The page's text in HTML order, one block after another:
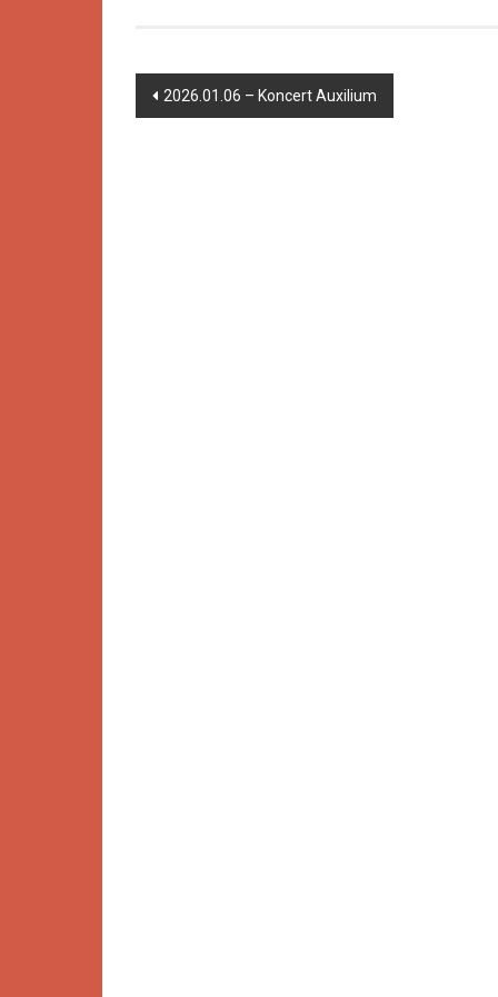
2026.01.06 – Koncert Auxilium